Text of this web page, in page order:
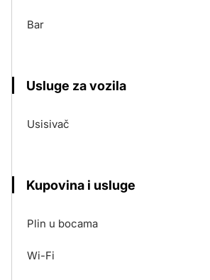
Bar
Usluge za vozila
Usisivač
Kupovina i usluge
Plin u bocama
Wi-Fi